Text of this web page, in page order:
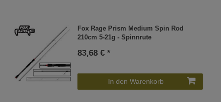
Fox Rage Prism Medium Spin Rod
210cm 5-21g - Spinnrute
83,68 € *
In den Warenkorb